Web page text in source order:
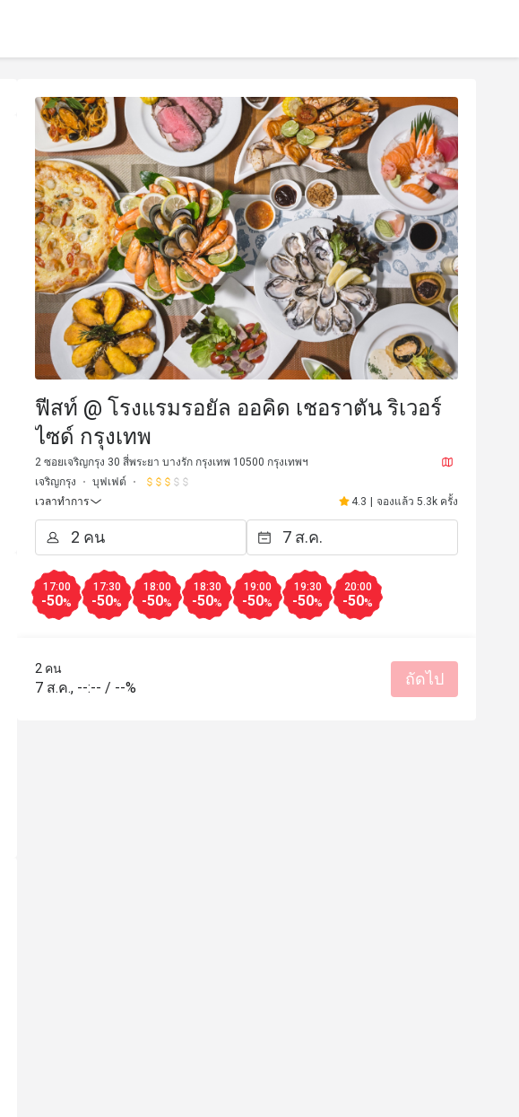
還不錯海產很好吃
ดีมากเลยเด้อ อร่อย เพ
ฟีสท์ @ โรงแรมรอยัล ออคิด เชอราตัน ริเวอร์
ไซด์ กรุงเทพ
2 ซอยเจริญกรุง 30 สี่พระยา บางรัก กรุงเทพ 10500 กรุงเทพฯ
เจริญกรุง
บุฟเฟต์
เวลาทำการ
4.3 | จองแล้ว 5.3k ครั้ง
17:00
-50%
17:30
-50%
18:00
-50%
18:30
-50%
19:00
-50%
19:30
-50%
20:00
-50%
2 คน
7 ส.ค., --:-- / --% ถัดไป